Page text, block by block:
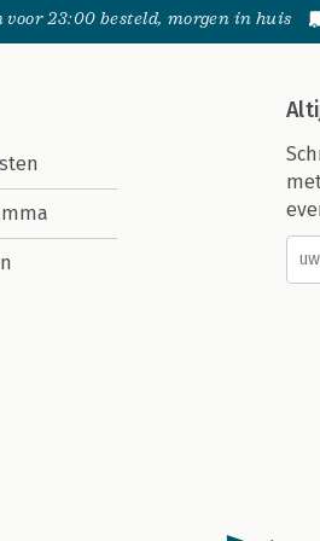
voor 23:00 besteld, morgen in huis